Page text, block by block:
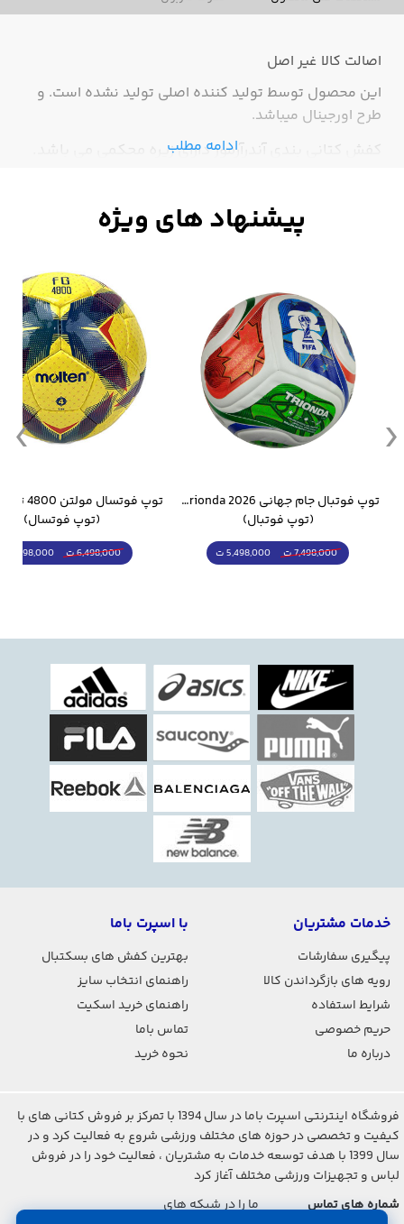
اصالت کالا غیر اصل
این محصول توسط تولید کننده اصلی تولید نشده است. و
طرح اورجینال میباشد.
کفش کتانی بندی آندرآرمور دارای زیره محکمی می باشد.
ادامه مطلب
توپ فوتبال جام جهانی 2026 Trionda مشابه اورجینال
(توپ فوتبال)
7,498,000 ت 5,498,000 ت
(توپ فوتسال)
6,498,000 ت 5,298,000 ت
خدمات مشتریان
پیگیری سفارشات
رویه های بازگرداندن کالا
شرایط استفاده
حریم خصوصی
درباره ما
با اسپرت باما
بهترین کفش های بسکتبال
راهنمای انتخاب سایز
راهنمای خرید اسکیت
تماس باما
نحوه خرید
فروشگاه اینترنتی اسپرت باما در سال 1394 با تمرکز بر فروش کتانی های با
کیفیت و تخصصی در حوزه های مختلف ورزشی شروع به فعالیت کرد و در
سال 1399 با هدف توسعه خدمات به مشتریان ، فعالیت خود را در فروش
لباس و تجهیزات ورزشی مختلف آغاز کرد
شماره های تماس
ما را در شبکه های